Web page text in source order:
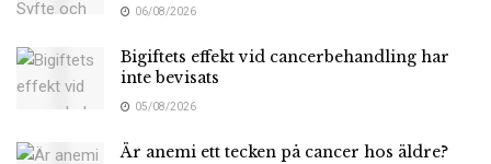
06/08/2026
Bigiftets effekt vid cancerbehandling har
inte bevisats
05/08/2026
Är anemi ett tecken på cancer hos äldre?